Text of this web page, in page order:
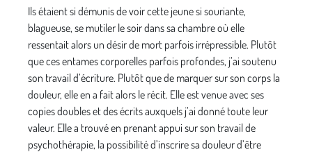
Ils étaient si démunis de voir cette jeune si souriante,
blagueuse, se mutiler le soir dans sa chambre où elle
ressentait alors un désir de mort parfois irrépressible. Plutôt
que ces entames corporelles parfois profondes, j’ai soutenu
son travail d’écriture. Plutôt que de marquer sur son corps la
douleur, elle en a fait alors le récit. Elle est venue avec ses
copies doubles et des écrits auxquels j’ai donné toute leur
valeur. Elle a trouvé en prenant appui sur son travail de
psychothérapie, la possibilité d’inscrire sa douleur d’être